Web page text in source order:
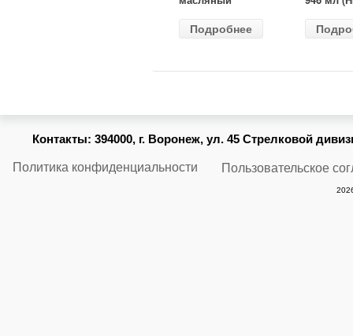
(MANN) W
Подробнее
Контакты: 394000, г. Воронеж, ул. 45 Стрелковой
Политика конфиденциальности Пользовательское